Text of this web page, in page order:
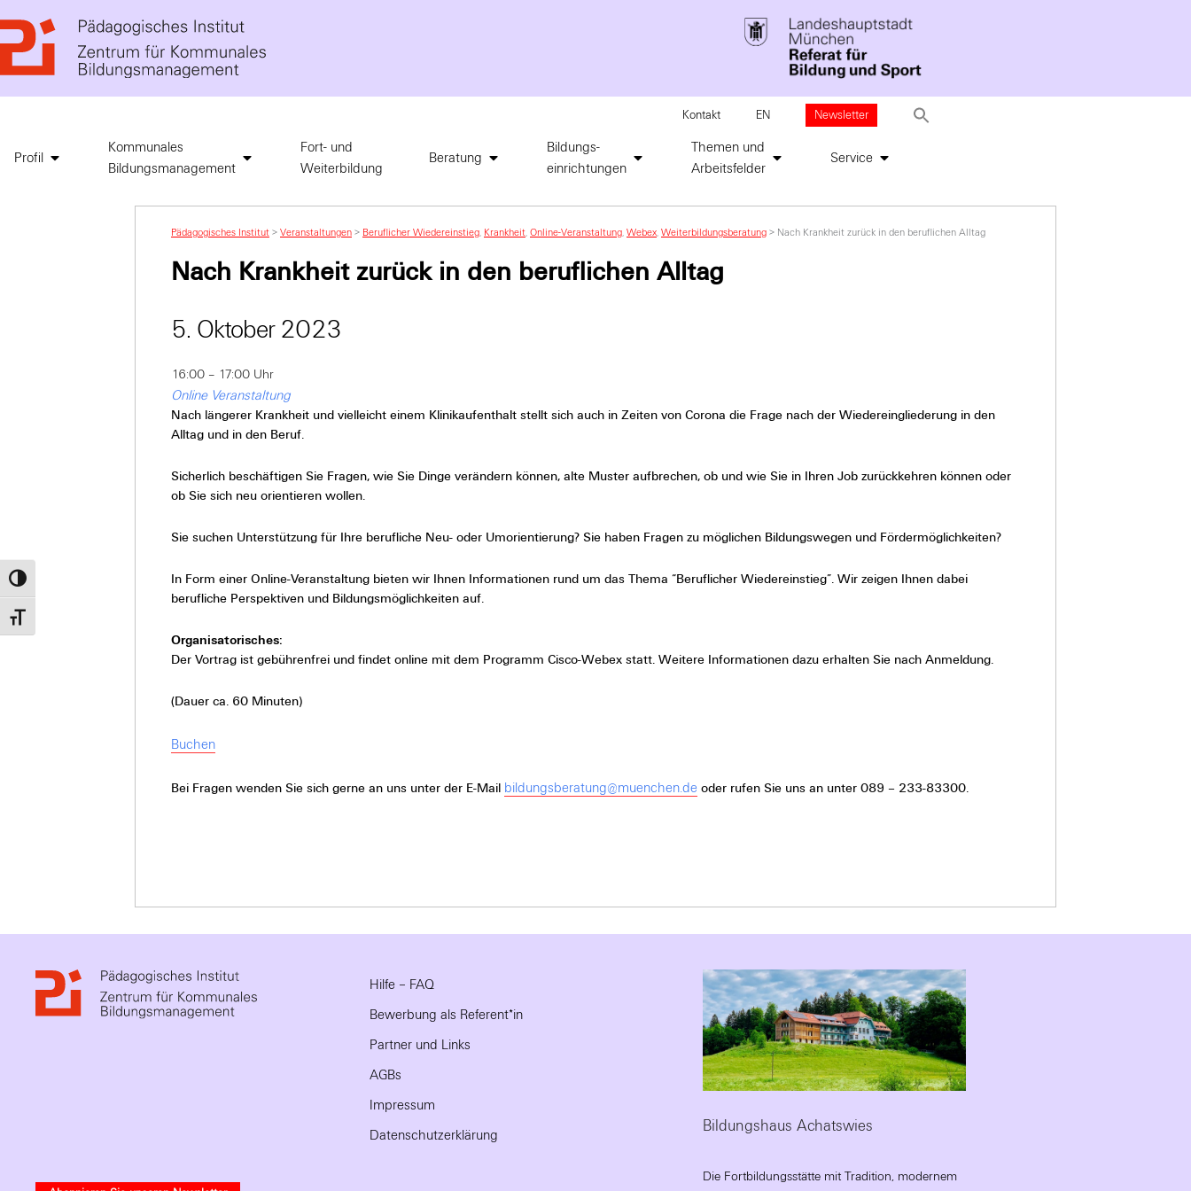
Umschalten auf hohe Kontraste
Schrift vergrößern
Kontakt EN Newsletter
Profil
Kommunales
Bildungsmanagement
Fort- und
Weiterbildung
Beratung
Bildungs-
einrichtungen
Themen und
Arbeitsfelder
Service
Pädagogisches Institut > Veranstaltungen > Beruflicher Wiedereinstieg, Krankheit, Online-Veranstaltung, Webex, Weiterbildungsberatung > Nach Krankheit zurück in den beruflichen Alltag
Nach Krankheit zurück in den beruflichen Alltag
5. Oktober 2023
16:00 – 17:00 Uhr
Online Veranstaltung
Nach längerer Krankheit und vielleicht einem Klinikaufenthalt stellt sich auch in Zeiten von Corona die Frage nach der Wiedereingliederung in den
Alltag und in den Beruf.
Sicherlich beschäftigen Sie Fragen, wie Sie Dinge verändern können, alte Muster aufbrechen, ob und wie Sie in Ihren Job zurückkehren können oder
ob Sie sich neu orientieren wollen.
Sie suchen Unterstützung für Ihre berufliche Neu- oder Umorientierung? Sie haben Fragen zu möglichen Bildungswegen und Fördermöglichkeiten?
In Form einer Online-Veranstaltung bieten wir Ihnen Informationen rund um das Thema “Beruflicher Wiedereinstieg”. Wir zeigen Ihnen dabei
berufliche Perspektiven und Bildungsmöglichkeiten auf.
Organisatorisches:
Der Vortrag ist gebührenfrei und findet online mit dem Programm Cisco-Webex statt. Weitere Informationen dazu erhalten Sie nach Anmeldung.
(Dauer ca. 60 Minuten)
Buchen
Bei Fragen wenden Sie sich gerne an uns unter der E-Mail bildungsberatung@muenchen.de oder rufen Sie uns an unter 089 – 233-83300.
Hilfe – FAQ
Bewerbung als Referent*in
Partner und Links
AGBs
Impressum
Datenschutzerklärung
Bildungshaus Achatswies
Die Fortbildungsstätte mit Tradition, modernem